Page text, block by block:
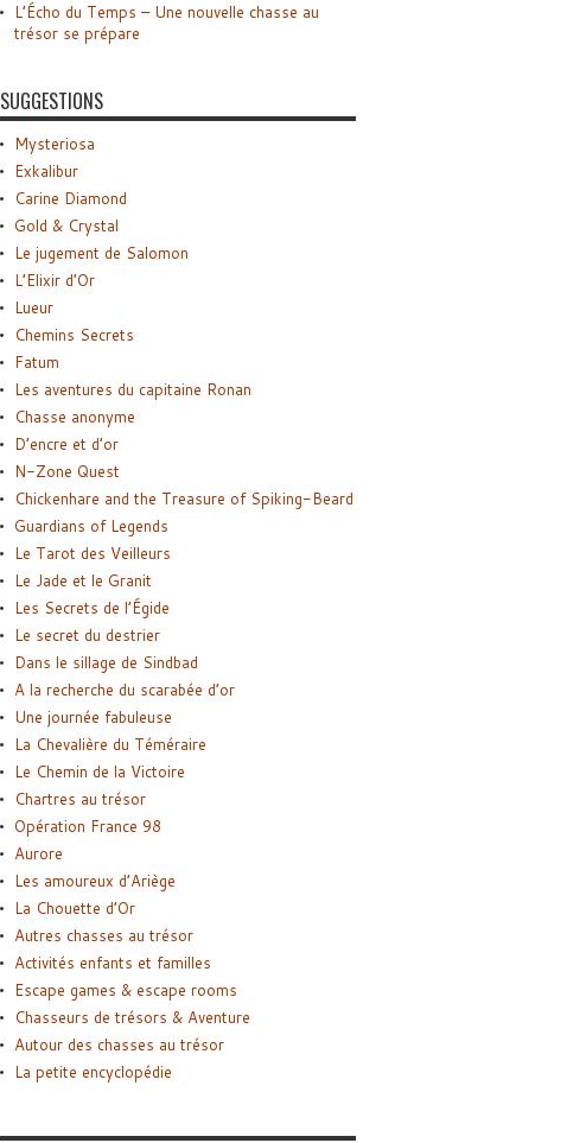
L’Écho du Temps – Une nouvelle chasse au
trésor se prépare
SUGGESTIONS
Mysteriosa
Exkalibur
Carine Diamond
Gold & Crystal
Le jugement de Salomon
L’Elixir d’Or
Lueur
Chemins Secrets
Fatum
Les aventures du capitaine Ronan
Chasse anonyme
D’encre et d’or
N-Zone Quest
Chickenhare and the Treasure of Spiking-Beard
Guardians of Legends
Le Tarot des Veilleurs
Le Jade et le Granit
Les Secrets de l’Égide
Le secret du destrier
Dans le sillage de Sindbad
A la recherche du scarabée d’or
Une journée fabuleuse
La Chevalière du Téméraire
Le Chemin de la Victoire
Chartres au trésor
Opération France 98
Aurore
Les amoureux d’Ariège
La Chouette d’Or
Autres chasses au trésor
Activités enfants et familles
Escape games & escape rooms
Chasseurs de trésors & Aventure
Autour des chasses au trésor
La petite encyclopédie